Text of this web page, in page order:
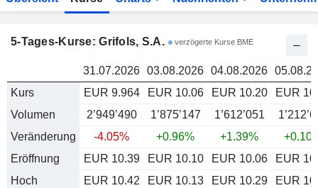
5-Tages-Kurse: Grifols, S.A. verzögerte Kurse BME
31.07.2026 03.08.2026 04.08.2026
Kurs
EUR 9.964 EUR 10.06 EUR 10.20
EUR
Volumen
2’949’490 1’875’147 1’612’051
Veränderung
-4.05% +0.96% +1.39%
Eröffnung
EUR 10.39 EUR 10.10 EUR 10.06
EUR
Hoch
EUR 10.42 EUR 10.13 EUR 10.29
EUR